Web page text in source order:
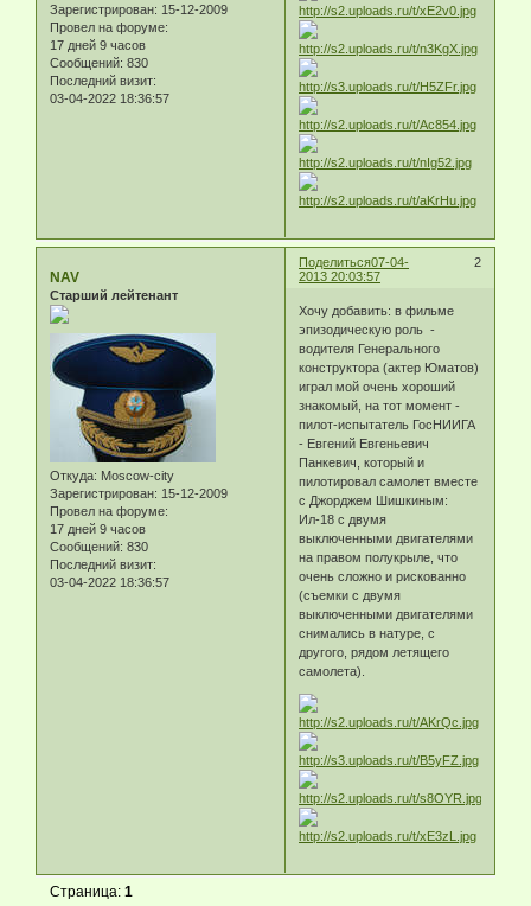
Зарегистрирован: 15-12-2009
Провел на форуме:
17 дней 9 часов
Сообщений: 830
Последний визит:
03-04-2022 18:36:57
Поделиться 2
07-04-
2013 20:03:57
NAV
Старший лейтенант
Откуда: Moscow-city
Зарегистрирован: 15-12-2009
Провел на форуме:
17 дней 9 часов
Сообщений: 830
Последний визит:
03-04-2022 18:36:57
Хочу добавить: в фильме
эпизодическую роль -
водителя Генерального
конструктора (актер Юматов)
играл мой очень хороший
знакомый, на тот момент -
пилот-испытатель ГосНИИГА
- Евгений Евгеньевич
Панкевич, который и
пилотировал самолет вместе
с Джорджем Шишкиным:
Ил-18 с двумя
выключенными двигателями
на правом полукрыле, что
очень сложно и рискованно
(съемки с двумя
выключенными двигателями
снимались в натуре, с
другого, рядом летящего
самолета).
Страница:1